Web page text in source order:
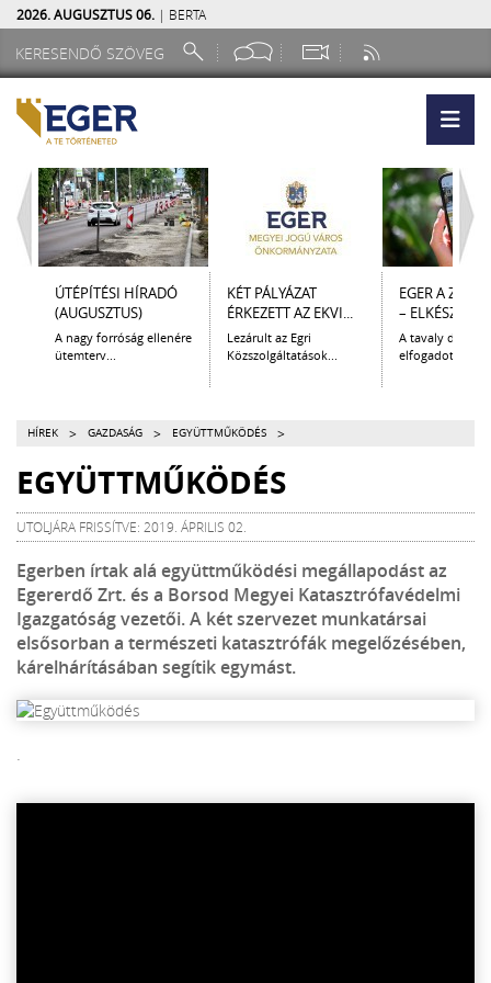
2026. AUGUSZTUS 06. | BERTA
ÚTÉPÍTÉSI HÍRADÓ
(AUGUSZTUS)
A nagy forróság ellenére
ütemterv...
KÉT PÁLYÁZAT
ÉRKEZETT AZ EKVI...
Lezárult az Egri
Közszolgáltatások...
EGER A
– ELKÉSZÜLT
A tavaly
elfogadott
HÍREK > GAZDASÁG > EGYÜTTMŰKÖDÉS >
EGYÜTTMŰKÖDÉS
UTOLJÁRA FRISSÍTVE: 2019. ÁPRILIS 02.
Egerben írtak alá együttműködési megállapodást az
Egererdő Zrt. és a Borsod Megyei Katasztrófavédelmi
Igazgatóság vezetői. A két szervezet munkatársai
elsősorban a természeti katasztrófák megelőzésében,
kárelhárításában segítik egymást.
.